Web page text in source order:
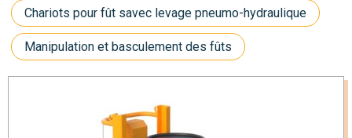
Chariots pour fût savec levage pneumo-hydraulique
Manipulation et basculement des fûts